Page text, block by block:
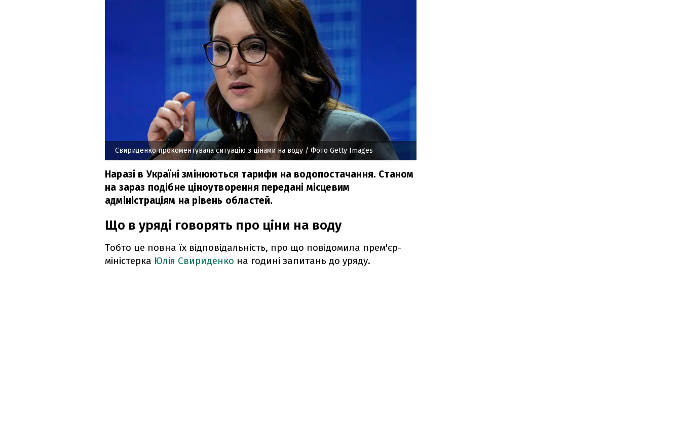
Свириденко прокоментувала ситуацію з цінами на воду / Фото Getty Images
Наразі в Україні змінюються тарифи на водопостачання. Станом
на зараз подібне ціноутворення передані місцевим
адміністраціям на рівень областей.
Що в уряді говорять про ціни на воду
Тобто це повна їх відповідальність, про що повідомила прем'єр-
міністерка Юлія Свириденко на годині запитань до уряду.